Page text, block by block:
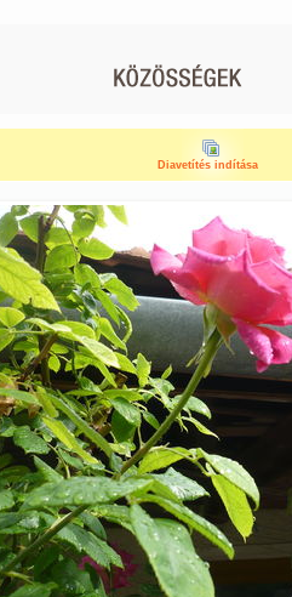
Diavetítés indítása